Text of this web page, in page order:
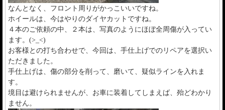
なんとなく、フロント周りがかっこいいですね。
ホイールは、今はやりのダイヤカットですね。
４本のご依頼の中、２本は、写真のようにほぼ全周傷が入ってい
ます。(>_<)
お客様との打ち合わせで、今回は、手仕上げでのリペアを選択い
ただきました。
手仕上げは、傷の部分を削って、磨いて、疑似ラインを入れま
す。
境目は避けられませんが、お車に装着してしまえば、殆どわかり
ません。